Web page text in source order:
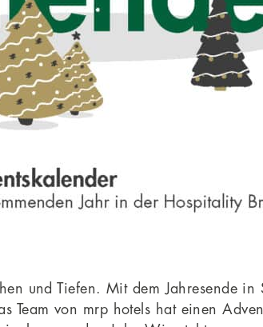
und Tiefen. Mit dem Jahresende
von mrp hotels hat einen